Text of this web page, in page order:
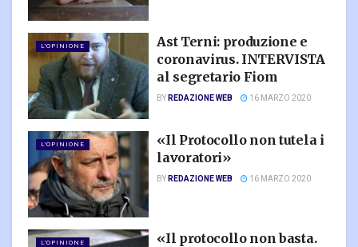
L'OPINIONE
Ast Terni: produzione e
coronavirus. INTERVISTA
al segretario Fiom
BYREDAZIONE WEB 16 MARZO 2020
L'OPINIONE
«Il Protocollo non tutela i
lavoratori»
BYREDAZIONE WEB 16 MARZO 2020
L'OPINIONE
«Il protocollo non basta.